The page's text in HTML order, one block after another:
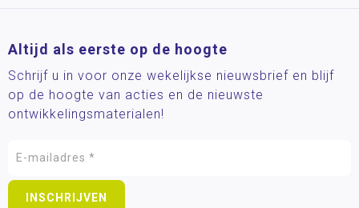
Altijd als eerste op de hoogte
Schrijf u in voor onze wekelijkse nieuwsbrief en blijf
op de hoogte van acties en de nieuwste
ontwikkelingsmaterialen!